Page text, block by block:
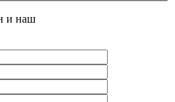
и наш